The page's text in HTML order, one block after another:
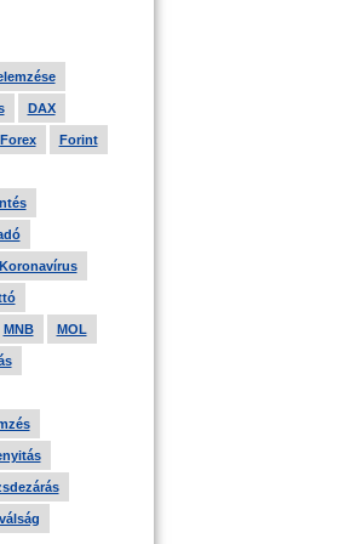
DAX
Forex Forint
Koronavírus
MNB MOL